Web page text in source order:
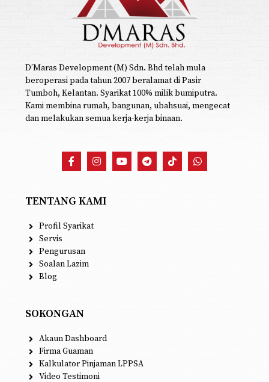
D’Maras Development (M) Sdn. Bhd telah mula
beroperasi pada tahun 2007 beralamat di Pasir
Tumboh, Kelantan. Syarikat 100% milik bumiputra.
Kami membina rumah, bangunan, ubahsuai, mengecat
dan melakukan semua kerja-kerja binaan.
TENTANG KAMI
Profil Syarikat
Servis
Pengurusan
Soalan Lazim
Blog
SOKONGAN
Akaun Dashboard
Firma Guaman
Kalkulator Pinjaman LPPSA
Video Testimoni